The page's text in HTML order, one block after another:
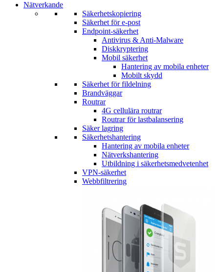
Nätverkande
Säkerhetskopiering
Säkerhet för e-post
Endpoint-säkerhet
Antivirus & Anti-Malware
Diskkryptering
Mobil säkerhet
Hantering av mobila enheter
Mobilt skydd
Säkerhet för fildelning
Brandväggar
Routrar
4G cellulära routrar
Routrar för lastbalansering
Säker lagring
Säkerhetshantering
Hantering av mobila enheter
Nätverkshantering
Utbildning i säkerhetsmedvetenhet
VPN-säkerhet
Webbfiltrering